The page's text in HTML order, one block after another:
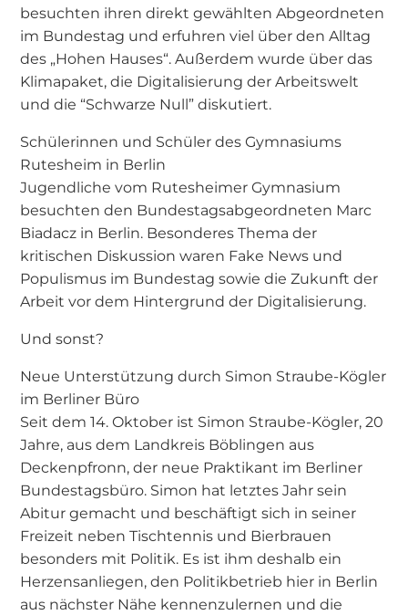
besuchten ihren direkt gewählten Abgeordneten
im Bundestag und erfuhren viel über den Alltag
des „Hohen Hauses“. Außerdem wurde über das
Klimapaket, die Digitalisierung der Arbeitswelt
und die “Schwarze Null” diskutiert.
Schülerinnen und Schüler des Gymnasiums
Rutesheim in Berlin
Jugendliche vom Rutesheimer Gymnasium
besuchten den Bundestagsabgeordneten Marc
Biadacz in Berlin. Besonderes Thema der
kritischen Diskussion waren Fake News und
Populismus im Bundestag sowie die Zukunft der
Arbeit vor dem Hintergrund der Digitalisierung.
Und sonst?
Neue Unterstützung durch Simon Straube-Kögler
im Berliner Büro
Seit dem 14. Oktober ist Simon Straube-Kögler, 20
Jahre, aus dem Landkreis Böblingen aus
Deckenpfronn, der neue Praktikant im Berliner
Bundestagsbüro. Simon hat letztes Jahr sein
Abitur gemacht und beschäftigt sich in seiner
Freizeit neben Tischtennis und Bierbrauen
besonders mit Politik. Es ist ihm deshalb ein
Herzensanliegen, den Politikbetrieb hier in Berlin
aus nächster Nähe kennenzulernen und die